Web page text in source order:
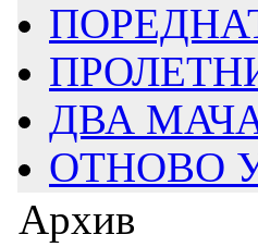
ДВА
ОТНОВО
Архив